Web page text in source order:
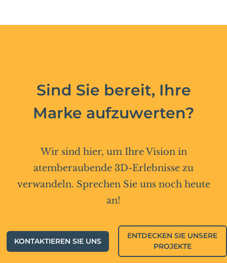
Sind Sie bereit, Ihre
Marke aufzuwerten?
Wir sind hier, um Ihre Vision in
atemberaubende 3D-Erlebnisse zu
verwandeln. Sprechen Sie uns noch heute
an!
KONTAKTIEREN SIE UNS
ENTDECKEN SIE UNSERE
PROJEKTE